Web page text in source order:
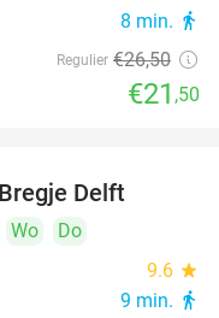
8 min. directions_walk
Regulier €26,50
€21 ,50
Delft
Wo
Do
9.6 star
9 min. directions_walk